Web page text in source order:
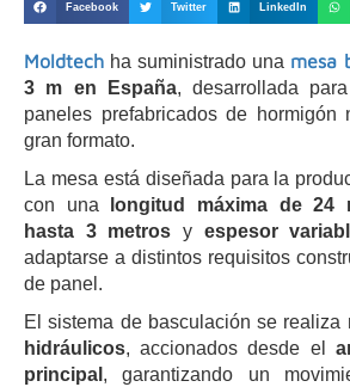
Facebook Twitter LinkedIn
Moldtech ha suministrado una mesa
3 m en España, desarrollada
paneles prefabricados de hormigón
gran formato.
La mesa está diseñada para la
con una
longitud máxima de 24
hasta 3 metros y espesor
adaptarse a distintos requisitos
de panel.
El sistema de basculación se realiza
hidráulicos, accionados desde el
principal , garantizando un